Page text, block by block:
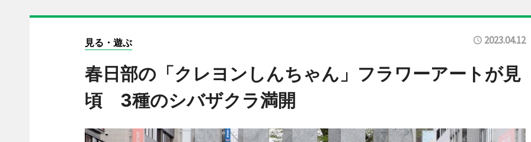
見る・遊ぶ 2023.04.12
春日部の「クレヨンしんちゃん」フラワーアートが見
頃 3種のシバザクラ満開